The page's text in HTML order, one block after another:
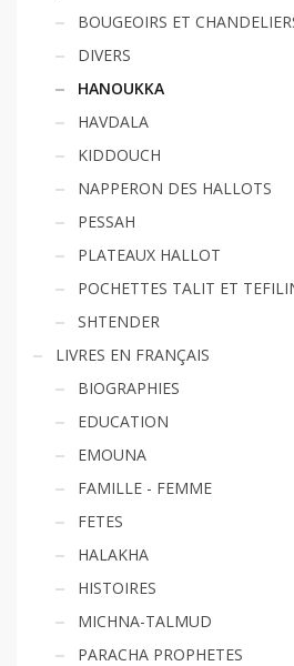
BOUGEOIRS ET
DIVERS
HANOUKKA
HAVDALA
KIDDOUCH
NAPPERON DES HALLOTS
PESSAH
PLATEAUX HALLOT
POCHETTES TALIT ET
SHTENDER
LIVRES EN FRANÇAIS
BIOGRAPHIES
EDUCATION
EMOUNA
FAMILLE - FEMME
FETES
HALAKHA
HISTOIRES
MICHNA-TALMUD
PARACHA PROPHETES